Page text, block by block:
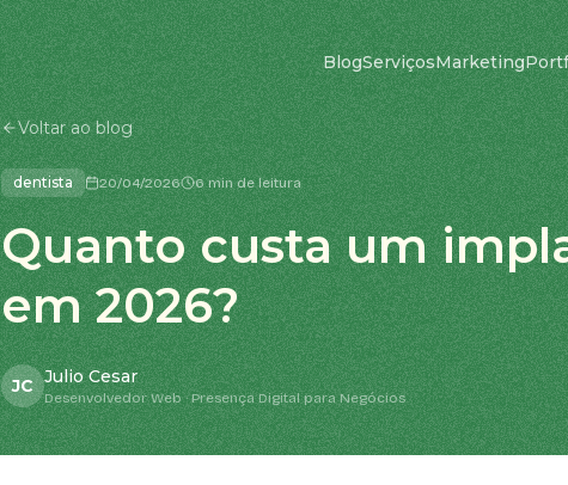
BlogServiçosMarketing
Voltar ao blog
dentista 20/04/2026 6 min de leitura
Quanto custa um
em 2026?
JC Julio Cesar
Desenvolvedor Web · Presença Digital para Negócios